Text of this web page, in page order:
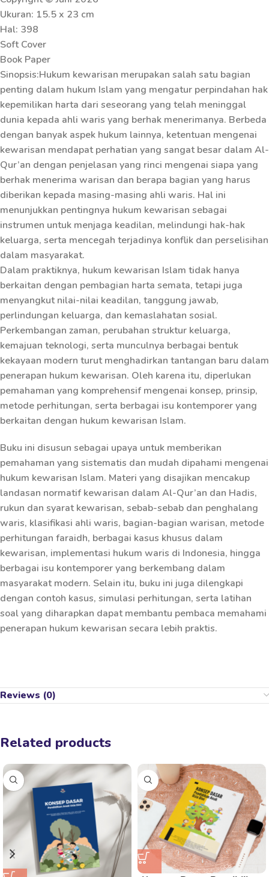
Ukuran: 15.5 x 23 cm
Hal: 398
Soft Cover
Book Paper
Sinopsis:Hukum kewarisan merupakan salah satu bagian
penting dalam hukum Islam yang mengatur perpindahan hak
kepemilikan harta dari seseorang yang telah meninggal
dunia kepada ahli waris yang berhak menerimanya. Berbeda
dengan banyak aspek hukum lainnya, ketentuan mengenai
kewarisan mendapat perhatian yang sangat besar dalam Al-
Qur’an dengan penjelasan yang rinci mengenai siapa yang
berhak menerima warisan dan berapa bagian yang harus
diberikan kepada masing-masing ahli waris. Hal ini
menunjukkan pentingnya hukum kewarisan sebagai
instrumen untuk menjaga keadilan, melindungi hak-hak
keluarga, serta mencegah terjadinya konflik dan perselisihan
dalam masyarakat.
Dalam praktiknya, hukum kewarisan Islam tidak hanya
berkaitan dengan pembagian harta semata, tetapi juga
menyangkut nilai-nilai keadilan, tanggung jawab,
perlindungan keluarga, dan kemaslahatan sosial.
Perkembangan zaman, perubahan struktur keluarga,
kemajuan teknologi, serta munculnya berbagai bentuk
kekayaan modern turut menghadirkan tantangan baru dalam
penerapan hukum kewarisan. Oleh karena itu, diperlukan
pemahaman yang komprehensif mengenai konsep, prinsip,
metode perhitungan, serta berbagai isu kontemporer yang
berkaitan dengan hukum kewarisan Islam.
Buku ini disusun sebagai upaya untuk memberikan
pemahaman yang sistematis dan mudah dipahami mengenai
hukum kewarisan Islam. Materi yang disajikan mencakup
landasan normatif kewarisan dalam Al-Qur’an dan Hadis,
rukun dan syarat kewarisan, sebab-sebab dan penghalang
waris, klasifikasi ahli waris, bagian-bagian warisan, metode
perhitungan faraidh, berbagai kasus khusus dalam
kewarisan, implementasi hukum waris di Indonesia, hingga
berbagai isu kontemporer yang berkembang dalam
masyarakat modern. Selain itu, buku ini juga dilengkapi
dengan contoh kasus, simulasi perhitungan, serta latihan
soal yang diharapkan dapat membantu pembaca memahami
penerapan hukum kewarisan secara lebih praktis.
Reviews (0)
Related products